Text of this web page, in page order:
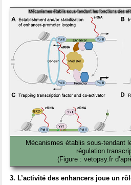
Mécanismes établis sous-tendant
régulation
(Figure : vetopsy.fr
3. L’activité des enhancers joue un